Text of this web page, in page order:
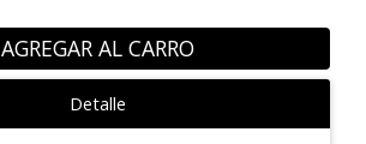
AGREGAR AL CARRO
Detalle